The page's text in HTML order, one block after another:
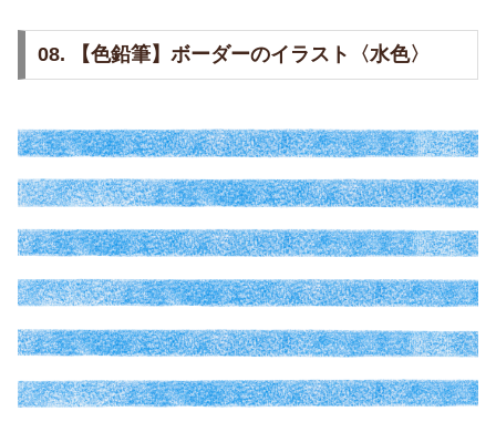
08. 【色鉛筆】ボーダーのイラスト〈水色〉